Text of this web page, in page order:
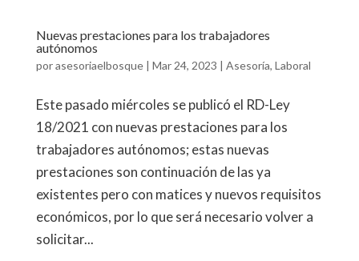
Nuevas prestaciones para los trabajadores
autónomos
porasesoriaelbosque| Mar 24, 2023 | Asesoría, Laboral
Este pasado miércoles se publicó el RD-Ley
18/2021 con nuevas prestaciones para los
trabajadores autónomos; estas nuevas
prestaciones son continuación de las ya
existentes pero con matices y nuevos requisitos
económicos, por lo que será necesario volver a
solicitar...